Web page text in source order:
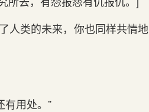
人类的未来，你也同样共情地
有‌用处。”